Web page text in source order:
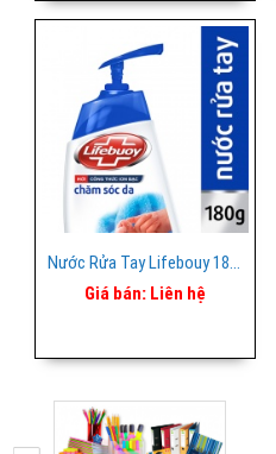
Nước Rửa Tay Lifebouy 180ml
Giá bán: Liên hệ